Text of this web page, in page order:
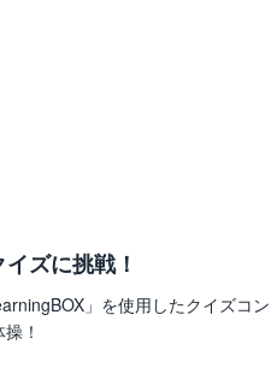
イズに挑戦！
」を使用したクイズコ
！